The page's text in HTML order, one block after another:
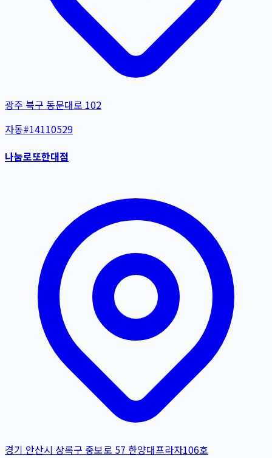
광주 북구 동문대로 102
자동#14110529
나눔로또한대점
경기 안산시 상록구 중보로 57 한양대프라자106호